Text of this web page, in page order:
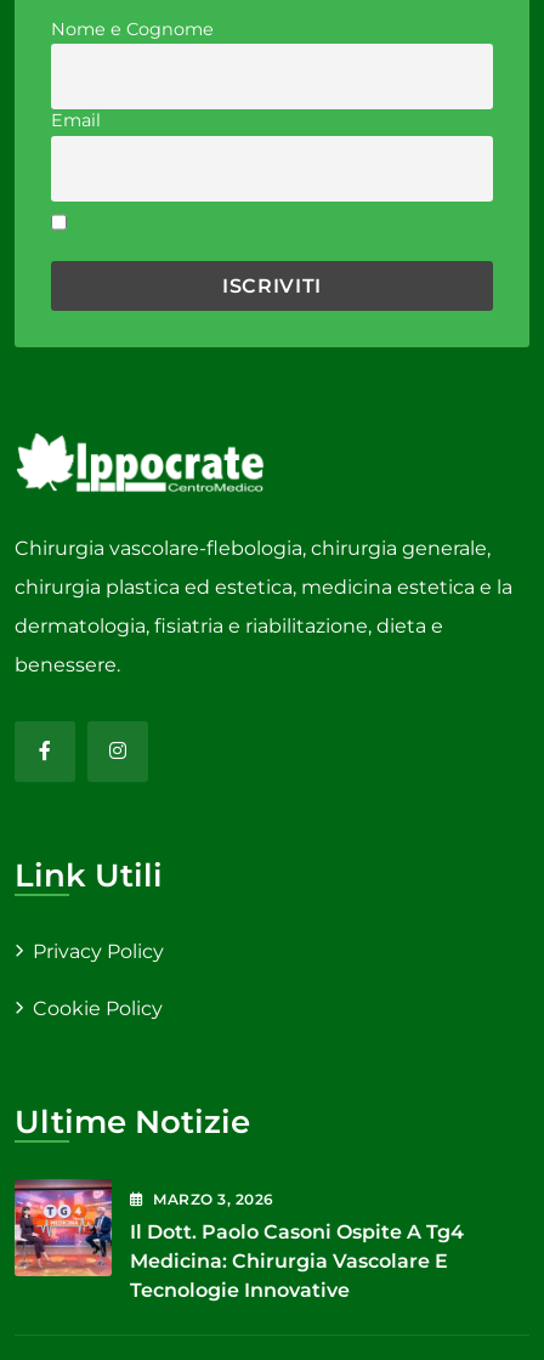
Nome e Cognome
Email
Chirurgia vascolare-flebologia, chirurgia generale,
chirurgia plastica ed estetica, medicina estetica e la
dermatologia, fisiatria e riabilitazione, dieta e
benessere.
Link Utili
Privacy Policy
Cookie Policy
Ultime Notizie
MARZO3, 2026
Il Dott. Paolo Casoni Ospite A Tg4
Medicina: Chirurgia Vascolare E
Tecnologie Innovative